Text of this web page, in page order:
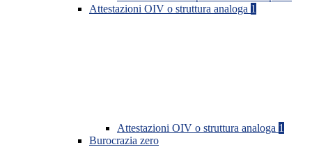
Attestazioni OIV o struttura analoga 1
Attestazioni OIV o struttura analoga 1
Burocrazia zero